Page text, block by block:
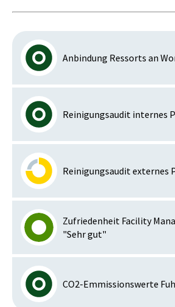
Anbindung Ressorts an
Reinigungsaudit internes
Reinigungsaudit externes
Zufriedenheit Facility
"Sehr gut"
CO2-Emmissionswerte